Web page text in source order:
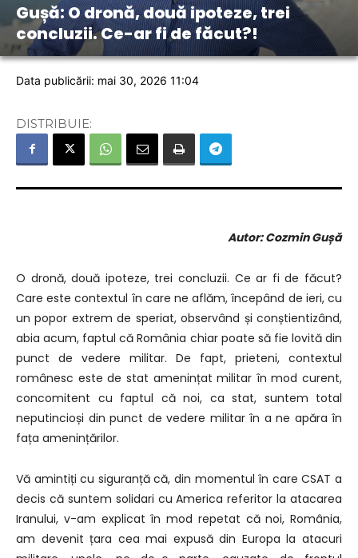
Gușă: O dronă, două ipoteze, trei
concluzii. Ce-ar fi de făcut?!
Data publicării: mai 30, 2026 11:04
DISTRIBUIE:
Autor: Cozmin Gușă
O dronă, două ipoteze, trei concluzii. Ce ar fi de făcut?
Care este contextul în care ne aflăm, începând de ieri, cu
un popor extrem de speriat, observând și conștientizând,
abia acum, faptul că România chiar poate să fie lovită din
punct de vedere militar. De fapt, prieteni, contextul
românesc este de stat amenințat militar în mod curent,
concomitent cu faptul că noi, ca stat, suntem total
neputincioși din punct de vedere militar în a ne apăra în
fața amenințărilor.
Vă amintiți cu siguranță că, din momentul în care CSAT a
decis că suntem solidari cu America referitor la atacarea
Iranului, v-am explicat în mod repetat că noi, România,
am devenit țara cea mai expusă din Europa la atacuri